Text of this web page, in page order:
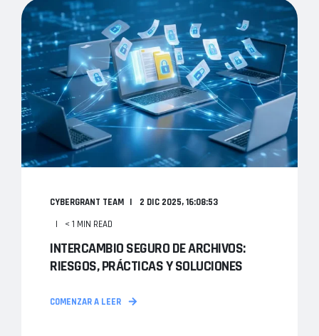
CYBERGRANT TEAM
2 DIC 2025, 16:08:53
< 1 MIN READ
INTERCAMBIO SEGURO DE ARCHIVOS:
RIESGOS, PRÁCTICAS Y SOLUCIONES
COMENZAR A LEER